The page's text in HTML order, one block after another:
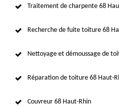
Traitement de charpente 68
Recherche de fuite toiture 68
Nettoyage et démoussage de
Réparation de toiture 68 Haut-
Couvreur 68 Haut-Rhin